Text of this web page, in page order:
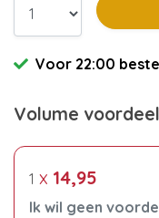
Voor 22:00
Volume voordeel
1 x 14,95
Ik wil geen